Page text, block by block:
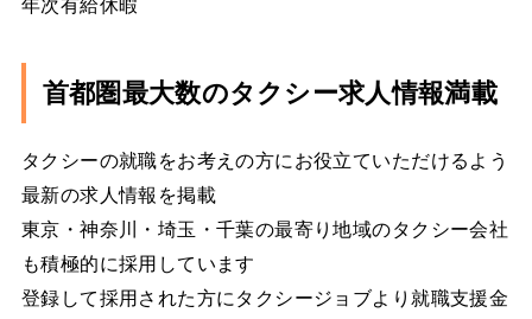
年次有給休暇
首都圏最大数のタクシー求人情報満載
タクシーの就職をお考えの方にお役立ていただけるよう
最新の求人情報を掲載
東京・神奈川・埼玉・千葉の最寄り地域のタクシー会社
も積極的に採用しています
登録して採用された方にタクシージョブより就職支援金